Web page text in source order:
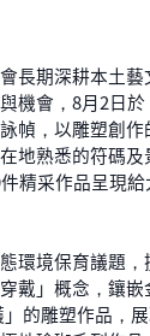
期深耕本土藝
機會，8月2日於
幀，以雕塑創
地熟悉的符碼
精采作品呈現
境保育議題，
戴」概念，鑲
的雕塑作品，